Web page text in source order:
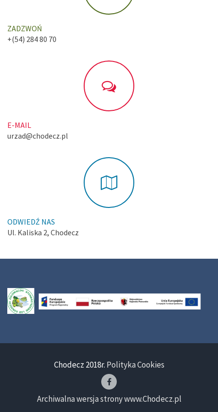
ZADZWOŃ
+(54) 284 80 70
E-MAIL
urzad@chodecz.pl
ODWIEDŹ NAS
Ul. Kaliska 2, Chodecz
Chodecz 2018r. Polityka Cookies
Archiwalna wersja strony www.Chodecz.pl